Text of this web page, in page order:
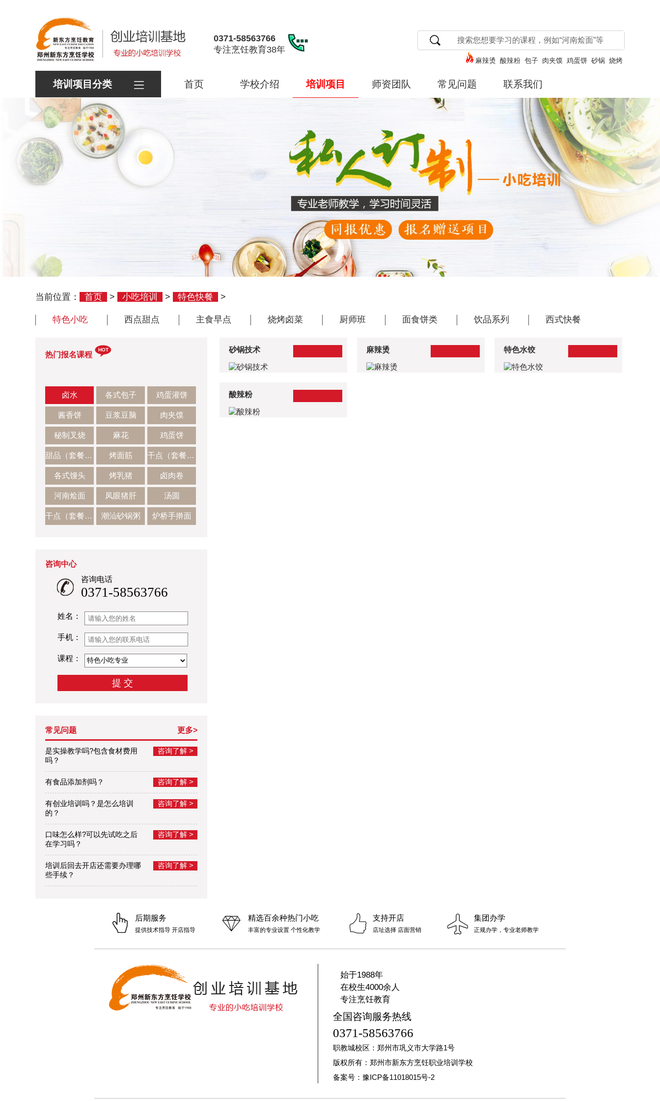
0371-58563766
专注烹饪教育38年
麻辣烫 酸辣粉 包子 肉夹馍 鸡蛋饼 砂锅 烧烤
培训项目分类 首页 学校介绍 培训项目 师资团队 常见问题 联系我们
当前位置： 首页 > 小吃培训 > 特色快餐 >
特色小吃 西点甜点 主食早点 烧烤卤菜 厨师班 面食饼类 饮品系列 西式快餐
热门报名课程
HOT
卤水 各式包子 鸡蛋灌饼
酱香饼 豆浆豆脑 肉夹馍
秘制叉烧 麻花 鸡蛋饼
甜品（套餐二） 烤面筋 干点（套餐一）
各式馒头 烤乳猪 卤肉卷
河南烩面 凤眼猪肝 汤圆
干点（套餐二） 潮汕砂锅粥 炉桥手擀面
咨询中心
咨询电话
0371-58563766
姓名：
手机：
课程：
常见问题 更多>
是实操教学吗?包含食材费用
吗？
咨询了解 >
有食品添加剂吗？ 咨询了解 >
有创业培训吗？是怎么培训
的？
咨询了解 >
口味怎么样?可以先试吃之后
在学习吗？
咨询了解 >
培训后回去开店还需要办理哪
些手续？
咨询了解 >
砂锅技术 麻辣烫 特色水饺
酸辣粉
后期服务
提供技术指导 开店指导
精选百余种热门小吃
丰富的专业设置 个性化教学
支持开店
店址选择 店面营销
集团办学
正规办学，专业老师教学
始于1988年
在校生4000余人
专注烹饪教育
全国咨询服务热线
0371-58563766
职教城校区：郑州市巩义市大学路1号
版权所有：郑州市新东方烹饪职业培训学校
备案号：豫ICP备11018015号-2